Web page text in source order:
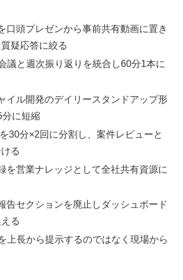
口頭プレゼンから事前共有動画に置き
疑応答に絞る
議と週次振り返りを統合し60分1本に
イル開発のデイリースタンドアップ形
に短縮
30分×2回に分割し、案件レビューと
る
を営業ナレッジとして全社共有資源に
告セクションを廃止しダッシュボード
る
上長から提示するのではなく現場から